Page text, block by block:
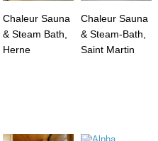
Chaleur Sauna
& Steam Bath,
Herne
Chaleur Sauna
& Steam-Bath,
Saint Martin